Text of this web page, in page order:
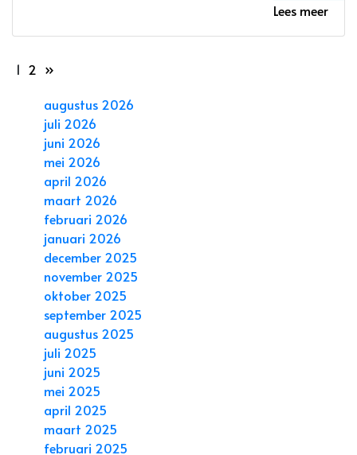
Lees meer
1 2 »
augustus 2026
juli 2026
juni 2026
mei 2026
april 2026
maart 2026
februari 2026
januari 2026
december 2025
november 2025
oktober 2025
september 2025
augustus 2025
juli 2025
juni 2025
mei 2025
april 2025
maart 2025
februari 2025